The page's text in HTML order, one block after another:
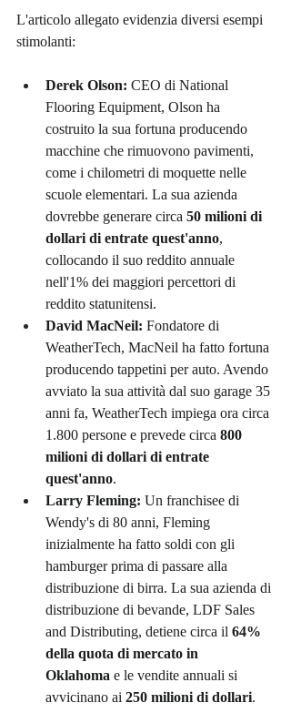
L'articolo allegato evidenzia diversi esempi
stimolanti:
Derek Olson: CEO di National
Flooring Equipment, Olson ha
costruito la sua fortuna producendo
macchine che rimuovono pavimenti,
come i chilometri di moquette nelle
scuole elementari. La sua azienda
dovrebbe generare circa 50 milioni di
dollari di entrate quest'anno,
collocando il suo reddito annuale
nell'1% dei maggiori percettori di
reddito statunitensi.
David MacNeil: Fondatore di
WeatherTech, MacNeil ha fatto fortuna
producendo tappetini per auto. Avendo
avviato la sua attività dal suo garage 35
anni fa, WeatherTech impiega ora circa
1.800 persone e prevede circa 800
milioni di dollari di entrate
quest'anno.
Larry Fleming: Un franchisee di
Wendy's di 80 anni, Fleming
inizialmente ha fatto soldi con gli
hamburger prima di passare alla
distribuzione di birra. La sua azienda di
distribuzione di bevande, LDF Sales
and Distributing, detiene circa il 64%
della quota di mercato in
Oklahoma e le vendite annuali si
avvicinano ai 250 milioni di dollari.